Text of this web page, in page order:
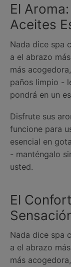
El
Aceites
Nada dice spa
a el abrazo
más
paños limpio -
pondrá en un
Disfrute sus
funcione para
esencial en
- manténgalo
usted.
El
Nada dice spa
a el abrazo
más